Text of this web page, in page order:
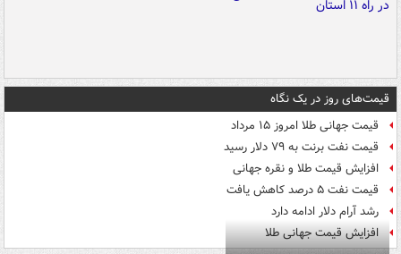
قیمت‌های روز در یک نگاه
قیمت جهانی طلا امروز ۱۵ مرداد
قیمت نفت برنت به ۷۹ دلار رسید
افزایش قیمت طلا و نقره جهانی
قیمت نفت ۵ درصد کاهش یافت
رشد آرام دلار ادامه دارد
افزایش قیمت جهانی طلا